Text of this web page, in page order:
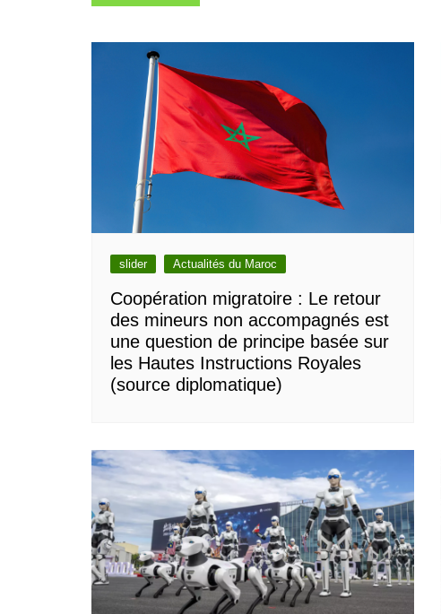
de
l’article
slider Actualités du Maroc
Coopération migratoire : Le retour
des mineurs non accompagnés est
une question de principe basée sur
les Hautes Instructions Royales
(source diplomatique)